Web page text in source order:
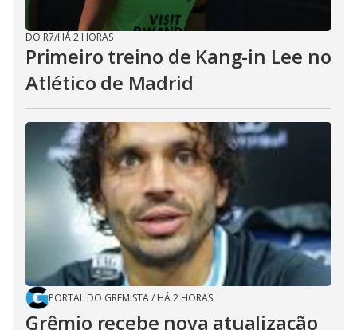
DO R7/HÁ 2 HORAS
Primeiro treino de Kang-in Lee no
Atlético de Madrid
PORTAL DO GREMISTA/ HÁ 2 HORAS
Grêmio recebe nova atualização